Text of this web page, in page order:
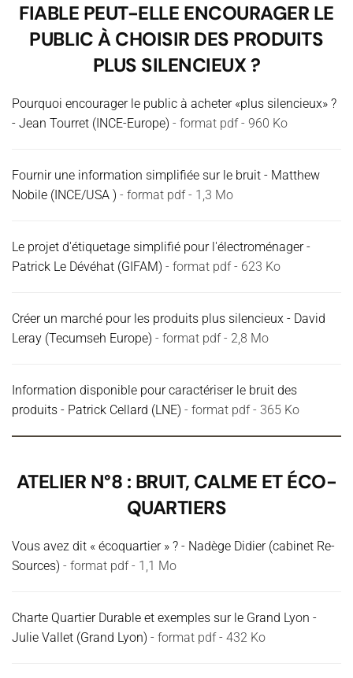
FIABLE PEUT-ELLE ENCOURAGER LE
PUBLIC À CHOISIR DES PRODUITS
PLUS SILENCIEUX ?
Pourquoi encourager le public à acheter «plus silencieux» ?
- Jean Tourret (INCE-Europe) - format pdf - 960 Ko
Fournir une information simplifiée sur le bruit - Matthew
Nobile (INCE/USA ) - format pdf - 1,3 Mo
Le projet d'étiquetage simplifié pour l'électroménager -
Patrick Le Dévéhat (GIFAM) - format pdf - 623 Ko
Créer un marché pour les produits plus silencieux - David
Leray (Tecumseh Europe) - format pdf - 2,8 Mo
Information disponible pour caractériser le bruit des
produits - Patrick Cellard (LNE) - format pdf - 365 Ko
ATELIER N°8 : BRUIT, CALME ET ÉCO-
QUARTIERS
Vous avez dit « écoquartier » ? - Nadège Didier (cabinet Re-
Sources) - format pdf - 1,1 Mo
Charte Quartier Durable et exemples sur le Grand Lyon -
Julie Vallet (Grand Lyon) - format pdf - 432 Ko